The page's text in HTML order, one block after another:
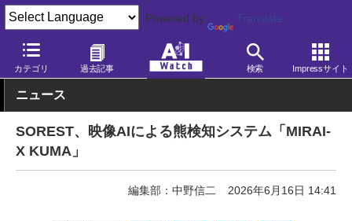
Powered by Translate
カテゴリ 過去記事 検索 Impressサイト
AI Watch AI活用 ビジネス・業務
ニュース
SOREST、映像AIによる熊検知システム「MIRAI-
X KUMA」
編集部：中野信二 2026年6月16日 14:41